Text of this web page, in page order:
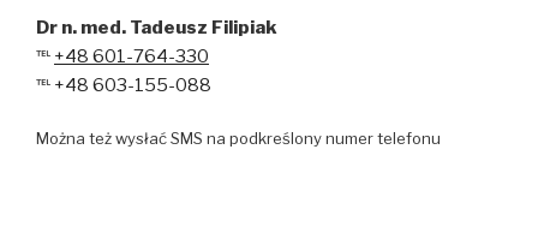
Dr n. med. Tadeusz Filipiak
℡ +48 601-764-330
℡ +48 603-155-088
Można też wysłać SMS na podkreślony numer telefonu